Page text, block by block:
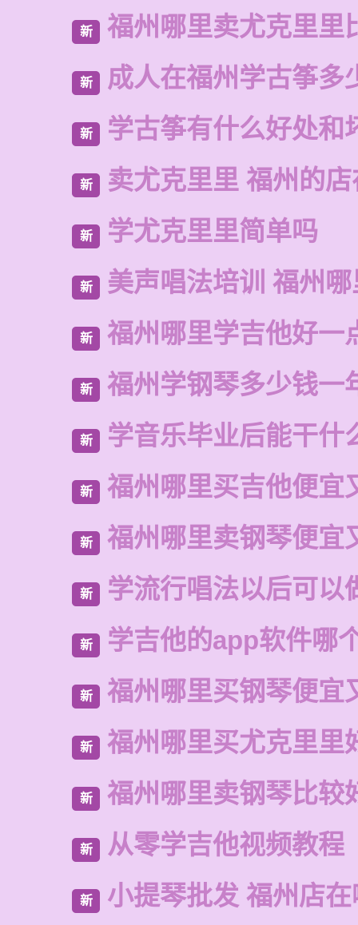
新 福州哪里卖尤克里里
新 成人在福州学古筝多
新 学古筝有什么好处和
新 卖尤克里里 福州的
新 学尤克里里简单吗
新 美声唱法培训 福州
新 福州哪里学吉他好一
新 福州学钢琴多少钱一
新 学音乐毕业后能干什
新 福州哪里买吉他便宜
新 福州哪里卖钢琴便宜
新 学流行唱法以后可以
新 学吉他的app软件哪
新 福州哪里买钢琴便宜
新 福州哪里买尤克里里
新 福州哪里卖钢琴比较
新 从零学吉他视频教程
新 小提琴批发 福州店